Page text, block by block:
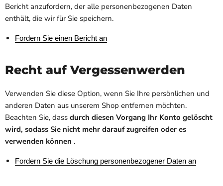
Bericht anzufordern, der alle personenbezogenen Daten
enthält, die wir für Sie speichern.
Fordern Sie einen Bericht an
Recht auf Vergessenwerden
Verwenden Sie diese Option, wenn Sie Ihre persönlichen und
anderen Daten aus unserem Shop entfernen möchten.
Beachten Sie, dass durch diesen Vorgang Ihr Konto gelöscht
wird, sodass Sie nicht mehr darauf zugreifen oder es
verwenden können .
Fordern Sie die Löschung personenbezogener Daten an